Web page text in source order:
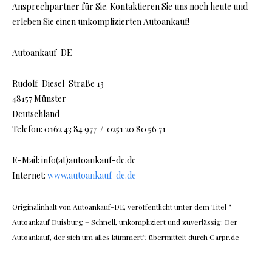
Ansprechpartner für Sie. Kontaktieren Sie uns noch heute und
erleben Sie einen unkomplizierten Autoankauf!
Autoankauf-DE
Rudolf-Diesel-Straße 13
48157 Münster
Deutschland
Telefon: 0162 43 84 977 / 0251 20 80 56 71
E-Mail: info(at)autoankauf-de.de
Internet: www.autoankauf-de.de
Originalinhalt von Autoankauf-DE, veröffentlicht unter dem Titel “
Autoankauf Duisburg – Schnell, unkompliziert und zuverlässig: Der
Autoankauf, der sich um alles kümmert“, übermittelt durch Carpr.de